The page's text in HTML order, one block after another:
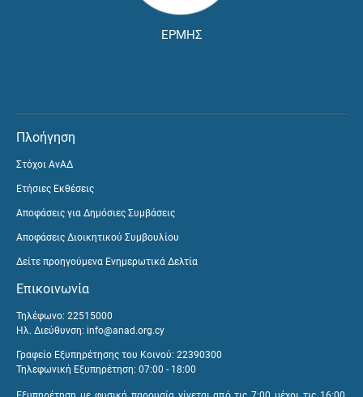
ΕΡΜΗΣ
Πλοήγηση
Στόχοι ΑνΑΔ
Ετήσιες Εκθέσεις
Αποφάσεις για Δημόσιες Συμβάσεις
Αποφάσεις Διοικητικού Συμβουλίου
Δείτε προηγούμενα Ενημερωτικά Δελτία
Επικοινωνία
Τηλέφωνο: 22515000
Ηλ. Διεύθυνση: info@anad.org.cy
Γραφείο Εξυπηρέτησης του Κοινού: 22390300
Τηλεφωνική Εξυπηρέτηση: 07:00 - 18:00